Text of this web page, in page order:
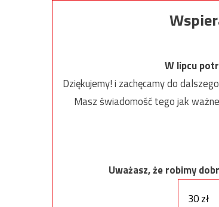
W lipcu
Dziękujemy! i zachęcamy do
Masz świadomość tego jak
Uważasz, że robimy
30 zł